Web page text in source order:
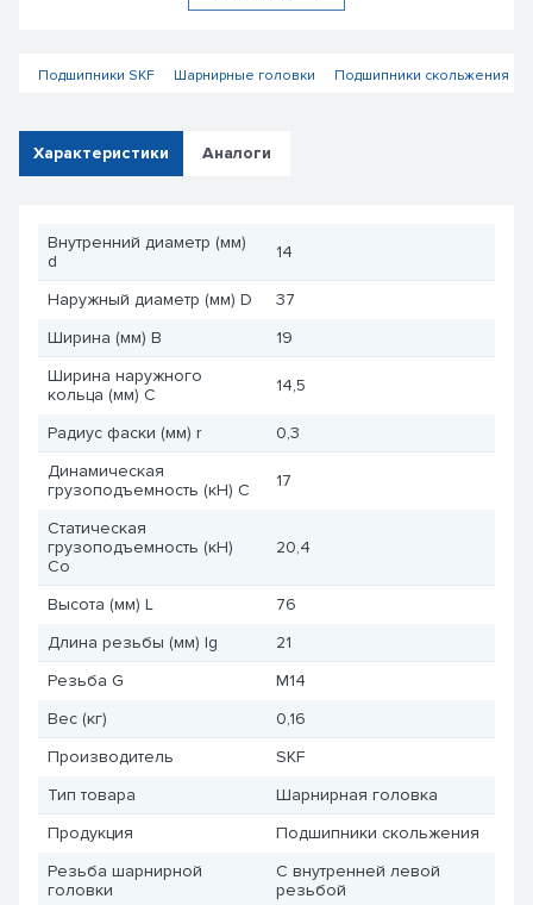
Подшипники SKF Шарнирные головки Подшипники скольжения
Характеристики Аналоги
Внутренний диаметр (мм)
d
14
Наружный диаметр (мм) D
37
Ширина (мм) B
19
Ширина наружного
кольца (мм) C
14,5
Радиус фаски (мм) r
0,3
Динамическая
грузоподъемность (кН) C
17
Статическая
грузоподъемность (кН)
Co
20,4
Высота (мм) L
76
Длина резьбы (мм) lg
21
Резьба G
M14
Вес (кг)
0,16
Производитель
SKF
Тип товара
Шарнирная головка
Продукция
Подшипники скольжения
Резьба шарнирной
головки
С внутренней левой
резьбой